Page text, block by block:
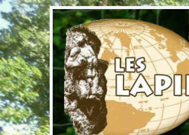
Skip
to
content